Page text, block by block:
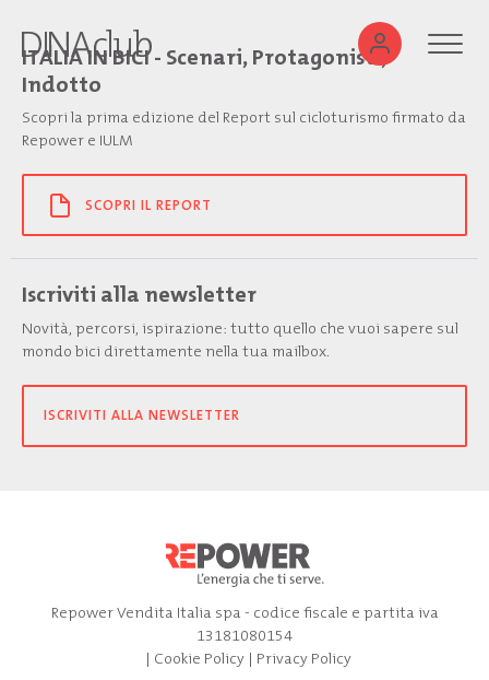
ITALIA IN BICI - Scenari, Protagonisti,
Indotto
Scopri la prima edizione del Report sul cicloturismo firmato da
Repower e IULM
SCOPRI IL REPORT
Iscriviti alla newsletter
Novità, percorsi, ispirazione: tutto quello che vuoi sapere sul
mondo bici direttamente nella tua mailbox.
ISCRIVITI ALLA NEWSLETTER
Repower Vendita Italia spa - codice fiscale e partita iva
13181080154
| Cookie Policy| Privacy Policy